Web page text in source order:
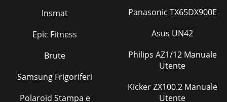
Insmat
Epic Fitness
Brute
Samsung Frigoriferi
Polaroid Stampa e
Panasonic TX65DX900E
Asus UN42
Philips AZ1/12 Manuale
Utente
Kicker ZX100.2 Manuale
Utente